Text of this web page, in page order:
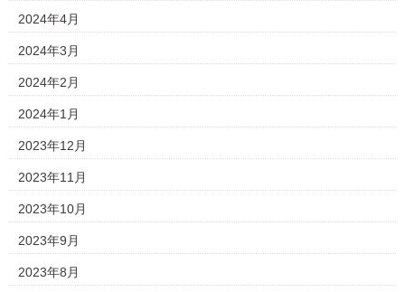
2024年4月
2024年3月
2024年2月
2024年1月
2023年12月
2023年11月
2023年10月
2023年9月
2023年8月